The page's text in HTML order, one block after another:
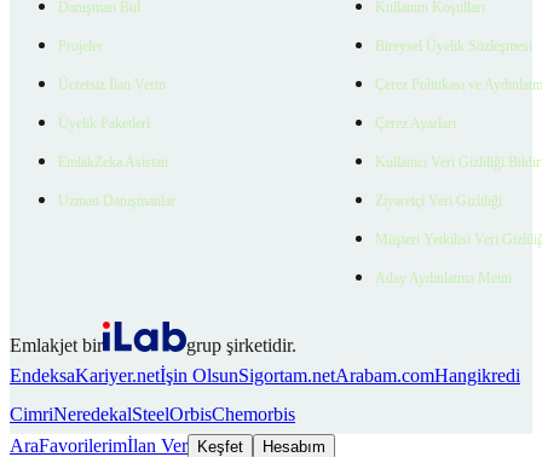
Danışman Bul
Projeler
Ücretsiz İlan Verin
Üyelik Paketleri
EmlakZeka Asistan
Uzman Danışmanlar
Kullanım Koşulları
Bireysel Üyelik Sözleşmesi
Çerez Politikası ve
Çerez Ayarları
Kullanıcı Veri Gizliliği
Ziyaretçi Veri Gizliliği
Müşteri Yetkilisi Veri
Aday Aydınlatma Metni
Emlakjet bir
grup şirketidir.
EndeksaKariyer.netİşin OlsunSigortam.netArabam.comHangikredi
CimriNeredekalSteelOrbisChemorbis
AraFavorilerimİlan Ver Keşfet Hesabım